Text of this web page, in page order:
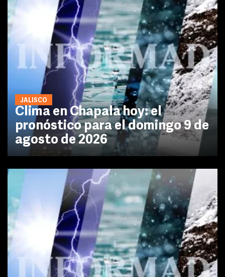
JALISCO
Clima en Chapala hoy: el
pronóstico para el domingo 9 de
agosto de 2026